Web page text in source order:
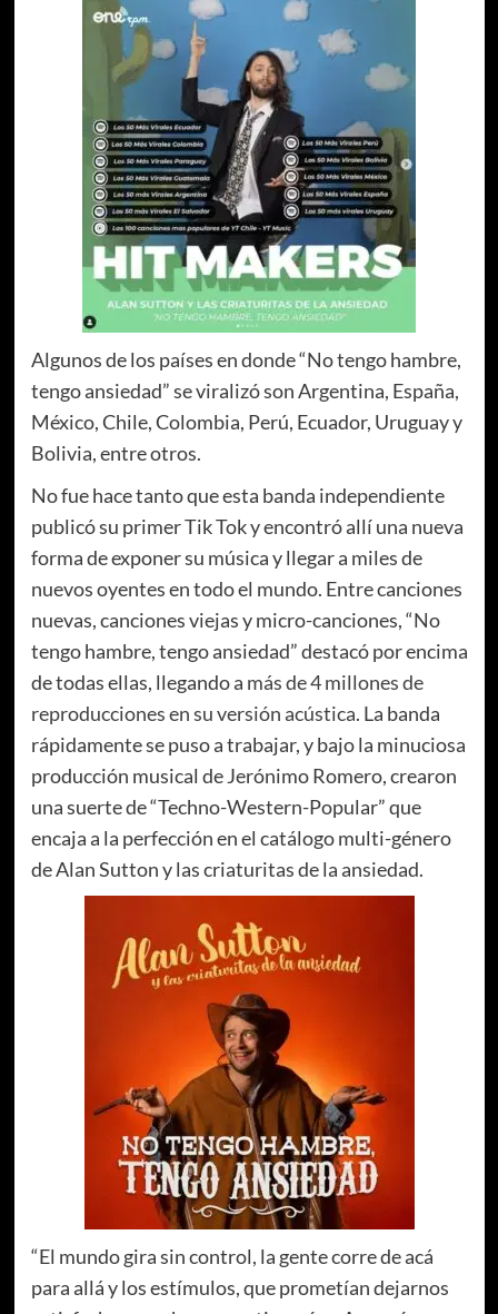
Algunos de los países en donde “No tengo hambre,
tengo ansiedad” se viralizó son Argentina, España,
México, Chile, Colombia, Perú, Ecuador, Uruguay y
Bolivia, entre otros.
No fue hace tanto que esta banda independiente
publicó su primer Tik Tok y encontró allí una nueva
forma de exponer su música y llegar a miles de
nuevos oyentes en todo el mundo. Entre canciones
nuevas, canciones viejas y micro-canciones, “No
tengo hambre, tengo ansiedad” destacó por encima
de todas ellas, llegando a más de 4 millones de
reproducciones en su versión acústica. La banda
rápidamente se puso a trabajar, y bajo la minuciosa
producción musical de Jerónimo Romero, crearon
una suerte de “Techno-Western-Popular” que
encaja a la perfección en el catálogo multi-género
de Alan Sutton y las criaturitas de la ansiedad.
“El mundo gira sin control, la gente corre de acá
para allá y los estímulos, que prometían dejarnos